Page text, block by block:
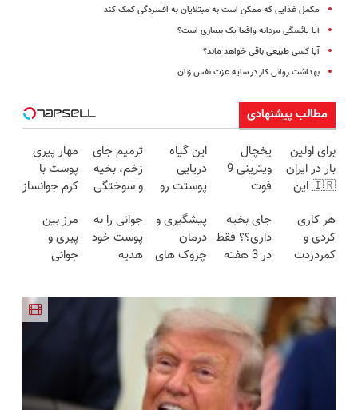
مکمل غذایی که ممکن است به مبتلایان به افسردگی کمک کند
آیا یائسگی مردانه واقعا یک بیماری است؟
آیا کسی طبیعی باقی خواهد ماند؟
بهداشت روانی کار در سایه عزت نفس زنان
مطالب پیشنهادی
برای اولین
بار در ایران
🇮🇷 این
ترمیم کننده
23 روزه
ساخت!
یخچال
ویترینی 9
فوت
(جدید)
این گیاه
دریایی
پوستت رو
میکنه
جوون شدی
خرید
ترمیم جای
زخم، بخیه
و سوختگی
هفته!!😍
مهار پیری
پوست با
کرم جوانساز
آلمانی(تخفیف
ویژه تا
امشب)
هر کاری
کردی و
کمردردت
پرسشنامه و
دریافت راه
جای بخیه
داری؟؟ فقط
در 3 هفته
پیشگیری و
درمان
چروک های
امن
جوانی را به
پوست خود
هدیه
مرز بین
پیری و
جوانی